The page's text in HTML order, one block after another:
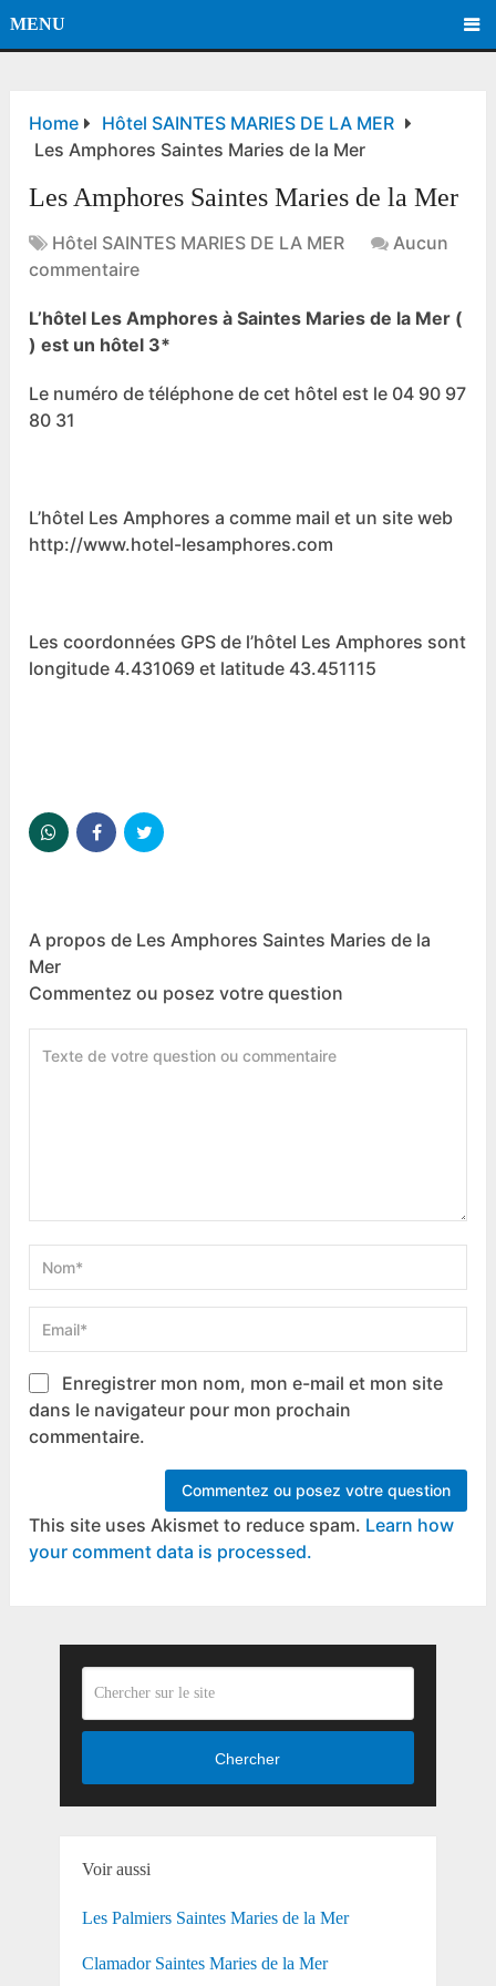
MENU
Home
Hôtel SAINTES MARIES DE LA MER
Les Amphores Saintes Maries de la Mer
Les Amphores Saintes Maries de la Mer
Hôtel SAINTES MARIES DE LA MER
Aucun
commentaire
L’hôtel Les Amphores à Saintes Maries de la Mer (
) est un hôtel 3*
Le numéro de téléphone de cet hôtel est le 04 90 97
80 31
L’hôtel Les Amphores a comme mail et un site web
http://www.hotel-lesamphores.com
Les coordonnées GPS de l’hôtel Les Amphores sont
longitude 4.431069 et latitude 43.451115
A propos de Les Amphores Saintes Maries de la
Mer
Commentez ou posez votre question
Enregistrer mon nom, mon e-mail et mon site
dans le navigateur pour mon prochain
commentaire.
This site uses Akismet to reduce spam. Learn how
your comment data is processed.
Chercher
Voir aussi
Les Palmiers Saintes Maries de la Mer
Clamador Saintes Maries de la Mer